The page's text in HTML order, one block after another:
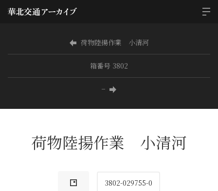
荷物陸揚作業 小清河
箱番号 3802
−
荷物陸揚作業 小清河
3802-029755-0